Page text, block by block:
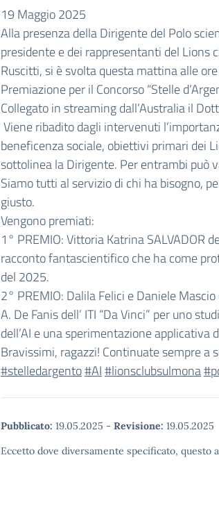
19 Maggio 2025
Alla presenza della Dirigente del Polo
presidente e dei rappresentanti del Lions
Ruscitti, si è svolta questa mattina alle
Premiazione per il Concorso “Stelle
Collegato in streaming dall’Australia il
Viene ribadito dagli intervenuti
beneficenza sociale, obiettivi primari dei
sottolinea la Dirigente. Per entrambi può
Siamo tutti al servizio di chi ha bisogno,
giusto.
Vengono premiati:
1° PREMIO: Vittoria Katrina SALVADOR
racconto fantascientifico che ha come
del 2025.
2° PREMIO: Dalila Felici e Daniele
A. De Fanis dell’ ITI “Da Vinci” per uno
dell’AI e una sperimentazione applicativa
Bravissimi, ragazzi! Continuate sempre a
#stelledargento#AI#lionsclubsulmona
Pubblicato: 19.05.2025 - Revisione: 19.05.2025
Eccetto dove diversamente specificato,